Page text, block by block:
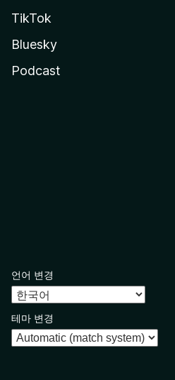
TikTok
Bluesky
Podcast
언어 변경
테마 변경